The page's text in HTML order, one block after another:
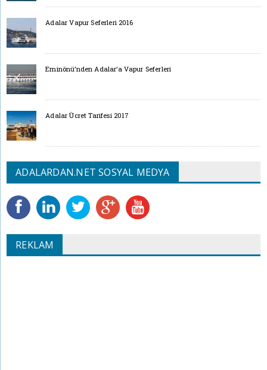
Adalar Vapur Seferleri 2016
Eminönü’nden Adalar’a Vapur Seferleri
Adalar Ücret Tarifesi 2017
ADALARDAN.NET SOSYAL MEDYA
REKLAM